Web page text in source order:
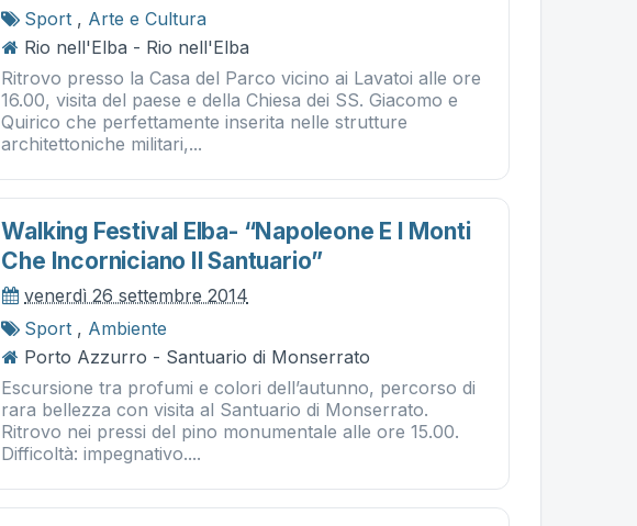
Sport , Arte e Cultura
Rio nell'Elba - Rio nell'Elba
Ritrovo presso la Casa del Parco vicino ai Lavatoi alle ore
16.00, visita del paese e della Chiesa dei SS. Giacomo e
Quirico che perfettamente inserita nelle strutture
architettoniche militari,...
Walking Festival Elba- “napoleone E I Monti
Che Incorniciano Il Santuario”
venerdì 26 settembre 2014
Sport , Ambiente
Porto Azzurro - Santuario di Monserrato
Escursione tra profumi e colori dell’autunno, percorso di
rara bellezza con visita al Santuario di Monserrato.
Ritrovo nei pressi del pino monumentale alle ore 15.00.
Difficoltà: impegnativo....